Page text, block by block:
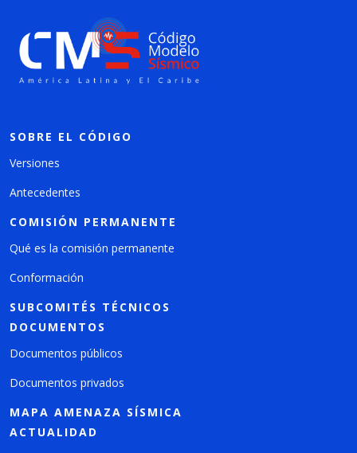
SOBRE EL CÓDIGO
Versiones
Antecedentes
COMISIÓN PERMANENTE
Qué es la comisión permanente
Conformación
SUBCOMITÉS TÉCNICOS
DOCUMENTOS
Documentos públicos
Documentos privados
MAPA AMENAZA SÍSMICA
ACTUALIDAD